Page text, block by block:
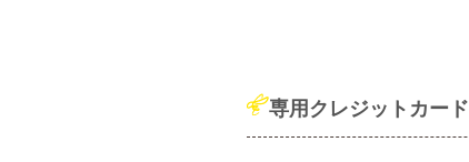
専用クレジットカード